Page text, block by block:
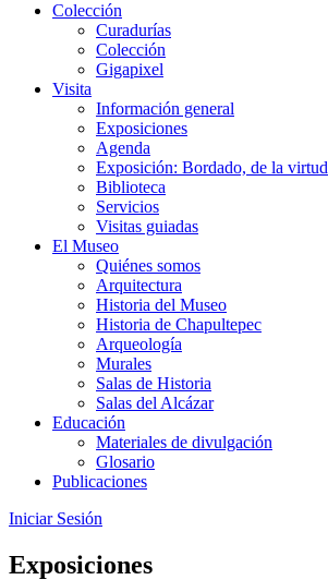
Colección
Curadurías
Colección
Gigapixel
Visita
Información general
Exposiciones
Agenda
Exposición: Bordado, de la virtud
Biblioteca
Servicios
Visitas guiadas
El Museo
Quiénes somos
Arquitectura
Historia del Museo
Historia de Chapultepec
Arqueología
Murales
Salas de Historia
Salas del Alcázar
Educación
Materiales de divulgación
Glosario
Publicaciones
Iniciar Sesión
Exposiciones